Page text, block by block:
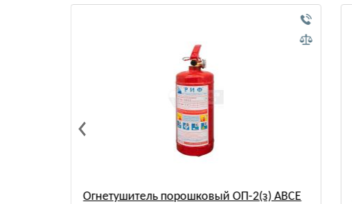
Огнетушитель порошковый ОП-2(з) АВСЕ